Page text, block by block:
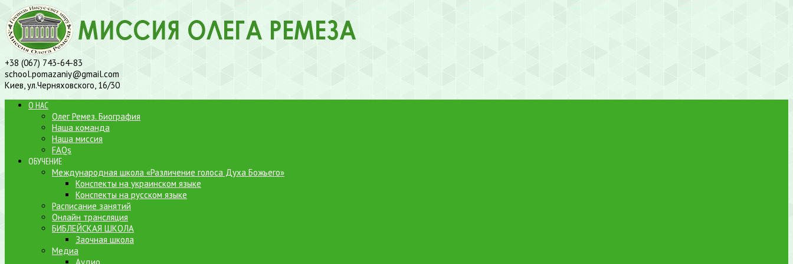
+38 (067) 743-64-83
school.pomazaniy@gmail.com
Киев, ул.Черняховского, 16/30
О НАС
Олег Ремез. Биография
Наша команда
Наша миссия
FAQs
ОБУЧЕНИЕ
Международная школа «Различение голоса Духа Божьего»
Конспекты на украинском языке
Конспекты на русском языке
Расписание занятий
Онлайн трансляция
БИБЛЕЙСКАЯ ШКОЛА
Заочная школа
Медиа